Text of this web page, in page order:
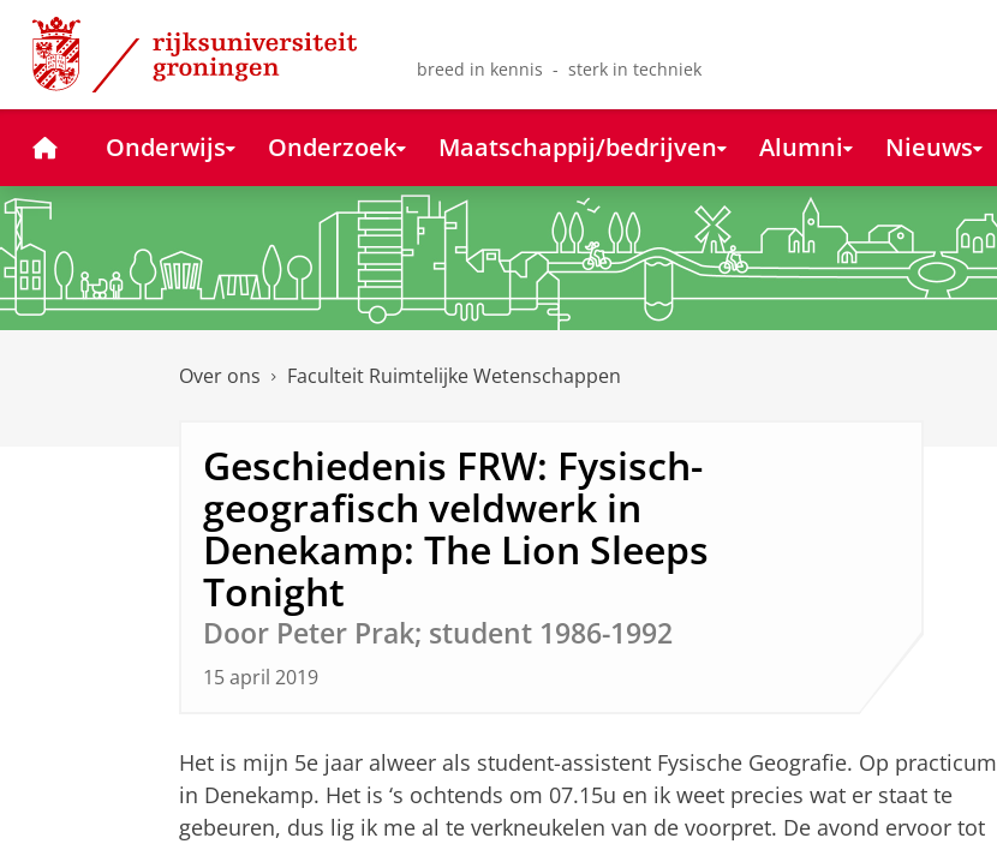
Skip
Content
Skip
Navigation
breed in kennis - sterk in techniek
HomeOnderwijs Onderzoek Maatschappij/bedrijven Alumni Nieuws
Over ons Faculteit Ruimtelijke Wetenschappen
Geschiedenis FRW: Fysisch-
geografisch veldwerk in
Denekamp: The Lion Sleeps
Tonight
Door Peter Prak; student 1986-1992
15 april 2019
Het is mijn 5e jaar alweer als student-assistent Fysische Geografie. Op practicum
in Denekamp. Het is ‘s ochtends om 07.15u en ik weet precies wat er staat te
gebeuren, dus lig ik me al te verkneukelen van de voorpret. De avond ervoor tot